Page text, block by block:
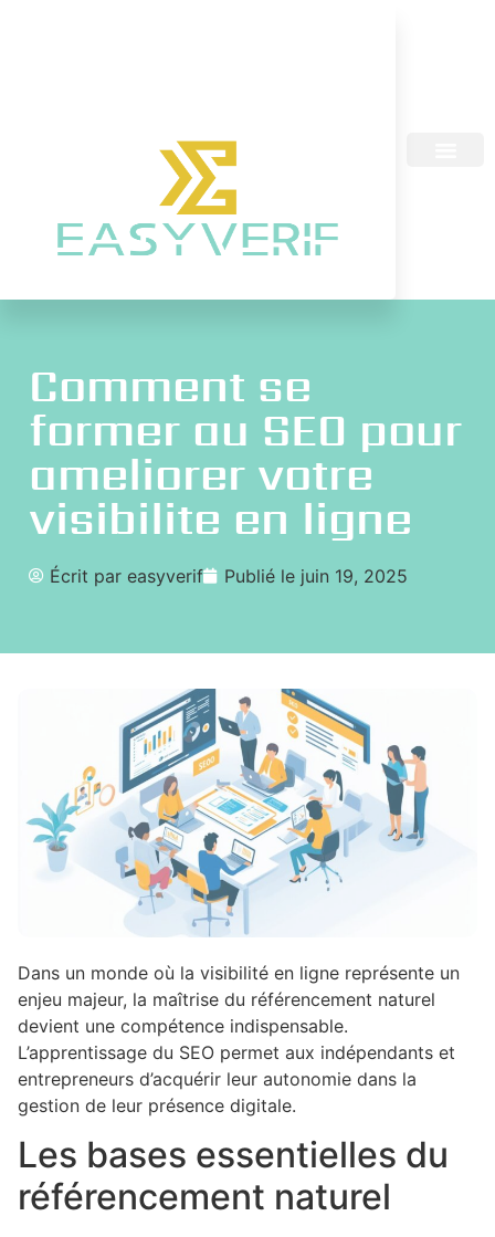
Comment se
former au SEO pour
ameliorer votre
visibilite en ligne
Écrit par easyverif Publié le juin 19, 2025
Dans un monde où la visibilité en ligne représente un
enjeu majeur, la maîtrise du référencement naturel
devient une compétence indispensable.
L’apprentissage du SEO permet aux indépendants et
entrepreneurs d’acquérir leur autonomie dans la
gestion de leur présence digitale.
Les bases essentielles du
référencement naturel